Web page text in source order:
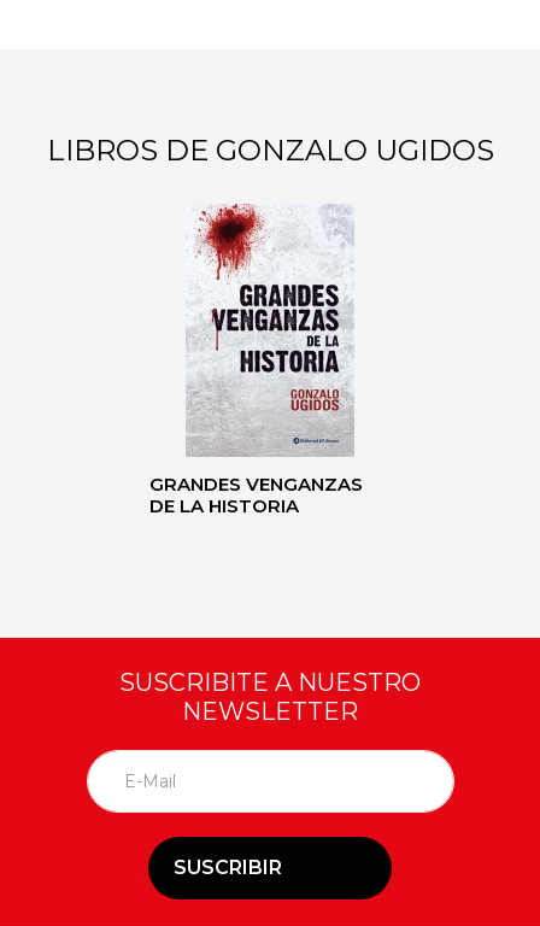
LIBROS DE GONZALO UGIDOS
GRANDES VENGANZAS
DE LA HISTORIA
SUSCRIBITE A NUESTRO
NEWSLETTER
SUSCRIBIR